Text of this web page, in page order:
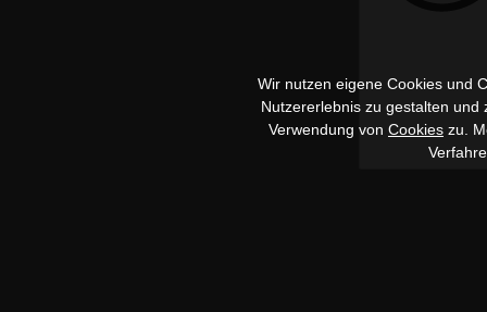
Wir nutzen eigene Cookies und
Nutzererlebnis zu gestalten
Verwendung von Cookies zu.